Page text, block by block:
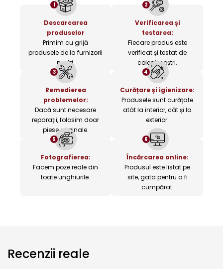
1
Descarcarea
produselor
Primim cu grijă
produsele de la furnizorii
noștri.
2
Verificarea și
testarea:
Fiecare produs este
verificat și testat de
colegii noștri.
3
Remedierea
problemelor:
Dacă sunt necesare
reparații, folosim doar
piese originale.
4
Curățare și igienizare:
Produsele sunt curățate
atât la interior, cât și la
exterior.
5
Fotografierea:
Facem poze reale din
toate unghiurile.
6
Încărcarea online:
Produsul este listat pe
site, gata pentru a fi
cumpărat.
Recenzii reale